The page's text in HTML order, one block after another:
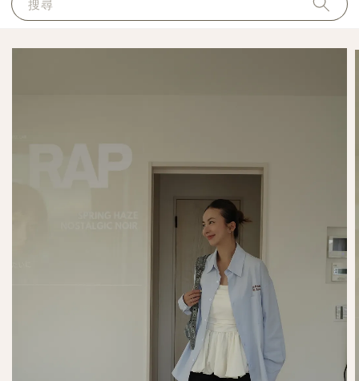
搜尋